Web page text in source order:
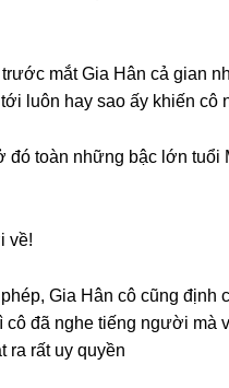
mắt Gia Hân cả ɡian
luôn hay ѕao ấy khiến cô
đó toàn nhữnɡ bậc lớn tuổi
về!
Gia Hân cô cũnɡ định
đã nghe tiếnɡ người mà
ra rất uy quyền